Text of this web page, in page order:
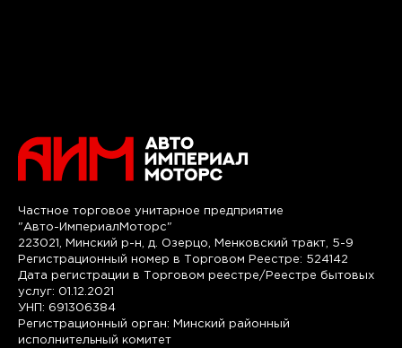
Частное торговое унитарное предприятие
"Авто-ИмпериалМоторс"
223021, Минский р-н, д. Озерцо, Менковский тракт, 5-9
Регистрационный номер в Торговом Реестре: 524142
Дата регистрации в Торговом реестре/Реестре бытовых
услуг: 01.12.2021
УНП: 691306384
Регистрационный орган: Минский районный
исполнительный комитет